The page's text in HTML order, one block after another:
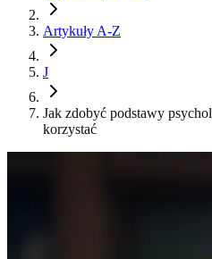
Artykuły A-Z
J
Jak zdobyć podstawy
korzystać